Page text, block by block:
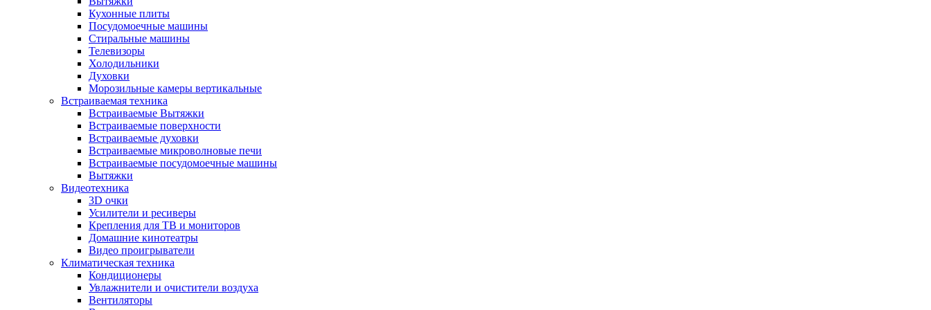
Кухонные плиты
Посудомоечные машины
Стиральные машины
Телевизоры
Холодильники
Духовки
Морозильные камеры вертикальные
Встраиваемая техника
Встраиваемые Вытяжки
Встраиваемые поверхности
Встраиваемые духовки
Встраиваемые микроволновые печи
Встраиваемые посудомоечные машины
Вытяжки
Видеотехника
3D очки
Усилители и ресиверы
Крепления для ТВ и мониторов
Домашние кинотеатры
Видео проигрыватели
Климатическая техника
Кондиционеры
Увлажнители и очистители воздуха
Вентиляторы